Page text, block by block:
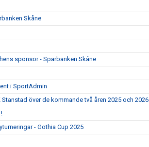
Skåne
sponsor - Sparbanken Skåne
i SportAdmin
över de kommande två åren 2025 och 2026
- Gothia Cup 2025